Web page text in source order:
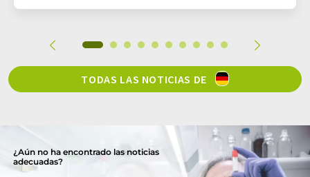
TODAS LAS NOTICIAS DE
¿Aún no ha encontrado las noticias
adecuadas?